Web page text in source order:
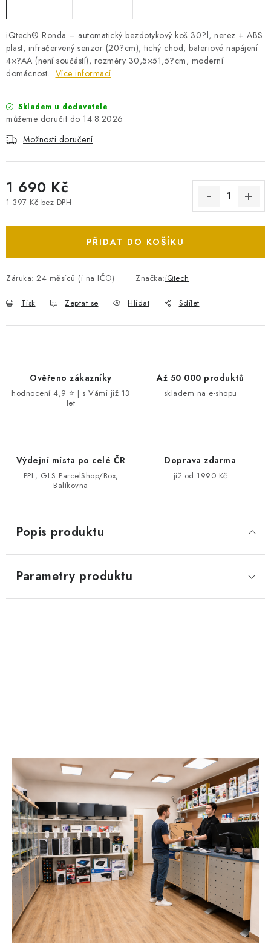
iQtech® Ronda – automatický bezdotykový koš 30?l, nerez + ABS
plast, infračervený senzor (20?cm), tichý chod, bateriové napájení
4×?AA (není součástí), rozměry 30,5×51,5?cm, moderní
domácnost. Více informací
Skladem u dodavatele
14.8.2026
Možnosti doručení
1 690 Kč
1 397 Kč bez DPH
PŘIDAT DO KOŠÍKU
Záruka: 24 měsíců (i na IČO) Značka:iQtech
Tisk Zeptat se Hlídat Sdílet
Ověřeno zákazníky
hodnocení 4,9 ⭐ | s Vámi již 13
let
Až 50 000 produktů
skladem na e-shopu
Výdejní místa po celé ČR
PPL, GLS ParcelShop/Box,
Balíkovna
Doprava zdarma
již od 1990 Kč
Popis produktu
Parametry produktu